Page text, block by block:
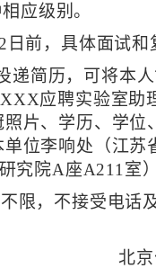
应级别。
2 日前，具体面试和
递简历，可将本
应聘实验室助
片、学历、学位
位李响处（江苏
究院A座A211 室
限，不接受电话
北